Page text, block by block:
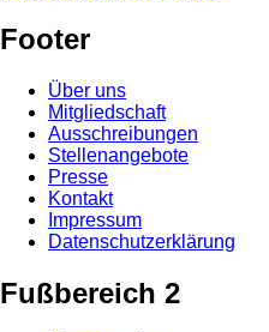
Footer
Über uns
Mitgliedschaft
Ausschreibungen
Stellenangebote
Presse
Kontakt
Impressum
Datenschutzerklärung
Fußbereich 2